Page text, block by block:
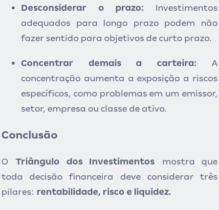
Desconsiderar o prazo: Investimentos
adequados para longo prazo podem não
fazer sentido para objetivos de curto prazo.
Concentrar demais a carteira: A
concentração aumenta a exposição a riscos
específicos, como problemas em um emissor,
setor, empresa ou classe de ativo.
Conclusão
O Triângulo dos Investimentos
mostra que
toda decisão financeira deve considerar três
pilares: rentabilidade, risco e liquidez.